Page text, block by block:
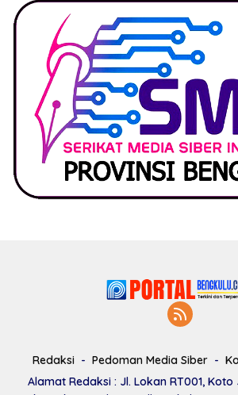
Redaksi Pedoman Media Siber
Alamat Redaksi : Jl. Lokan RT001,